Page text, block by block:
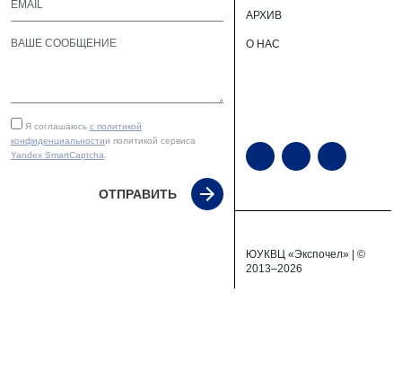
Я соглашаюсь с политикой
конфиденциальностии политикой сервиса
Yandex SmartCaptcha
ОТПРАВИТЬ
АРХИВ
О НАС
ЮУКВЦ «Экспочел» | ©
2013–2026